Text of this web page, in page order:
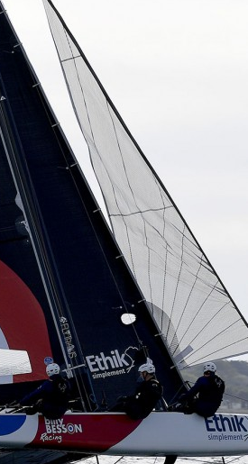
50 noeuds